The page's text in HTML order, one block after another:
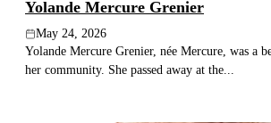
Yolande Mercure Grenier
May 24, 2026
Yolande Mercure Grenier, née Mercure, was a
her community. She passed away at the...